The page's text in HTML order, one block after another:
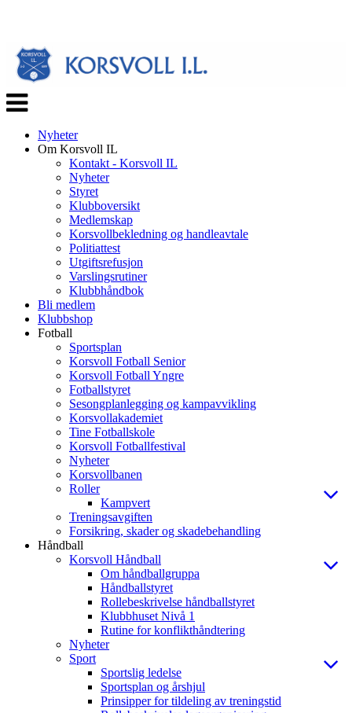
Veksle
navigasjon
Nyheter
Om Korsvoll IL
Kontakt - Korsvoll IL
Nyheter
Styret
Klubboversikt
Medlemskap
Korsvollbekledning og handleavtale
Politiattest
Utgiftsrefusjon
Varslingsrutiner
Klubbhåndbok
Bli medlem
Klubbshop
Fotball
Sportsplan
Korsvoll Fotball Senior
Korsvoll Fotball Yngre
Fotballstyret
Sesongplanlegging og kampavvikling
Korsvollakademiet
Tine Fotballskole
Korsvoll Fotballfestival
Nyheter
Korsvollbanen
Roller
Kampvert
Treningsavgiften
Forsikring, skader og skadebehandling
Håndball
Korsvoll Håndball
Om håndballgruppa
Håndballstyret
Rollebeskrivelse håndballstyret
Klubbhuset Nivå 1
Rutine for konflikthåndtering
Nyheter
Sport
Sportslig ledelse
Sportsplan og årshjul
Prinsipper for tildeling av treningstid